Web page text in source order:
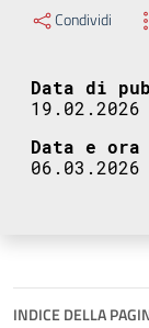
Condividi
Data di
19.02.2026
Data e ora
INDICE DELLA